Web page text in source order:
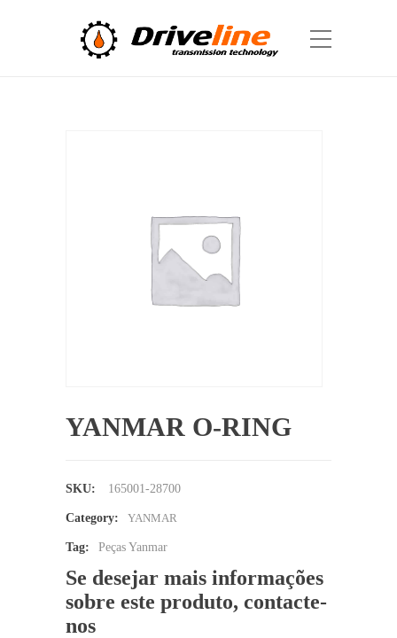
YANMAR O-RING
SKU: 165001-28700
Category: YANMAR
Tag: Peças Yanmar
Se desejar mais informações
sobre este produto, contacte-
nos